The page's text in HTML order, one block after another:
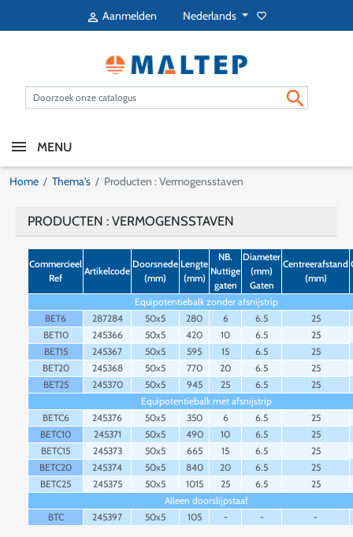
 Aanmelden Nederlands favorite_border

MENU
Home Thema's Producten : Vermogensstaven
PRODUCTEN : VERMOGENSSTAVEN
Commercieel
Ref
Artikelcode
Doorsnede
(mm)
Lengte
(mm)
NB.
Nuttige
gaten
Diameter
(mm)
Gaten
Centreerafstand
(mm)
Equipotentiebalk zonder afsnijstrip
BET6
287284 50x5 280 6 6.5
25
BET10
245366 50x5 420 10 6.5
25
BET15
245367 50x5 595 15 6.5
25
BET20
245368 50x5 770 20 6.5
25
BET25
245370 50x5 945 25 6.5
25
Equipotentiebalk met afsnijstrip
BETC6
245376 50x5 350 6 6.5
25
BETC10
245371 50x5 490 10 6.5
25
BETC15
245373 50x5 665 15 6.5
25
BETC20
245374 50x5 840 20 6.5
25
BETC25
245375 50x5 1015 25 6.5
25
Alleen doorslijpstaaf
BTC
245397 50x5 105 - - -